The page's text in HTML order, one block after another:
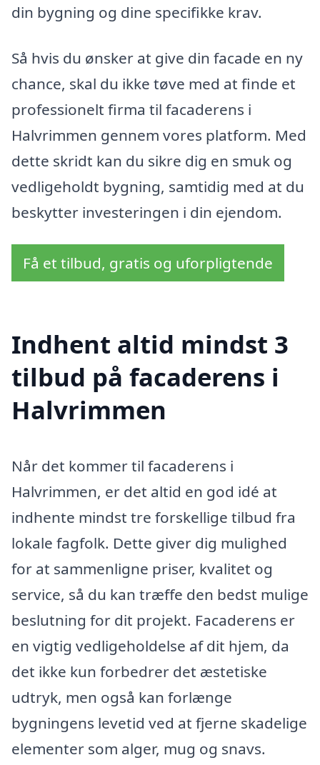
din bygning og dine specifikke krav.
Så hvis du ønsker at give din facade en ny
chance, skal du ikke tøve med at finde et
professionelt firma til facaderens i
Halvrimmen gennem vores platform. Med
dette skridt kan du sikre dig en smuk og
vedligeholdt bygning, samtidig med at du
beskytter investeringen i din ejendom.
Få et tilbud, gratis og uforpligtende
Indhent altid mindst 3
tilbud på facaderens i
Halvrimmen
Når det kommer til facaderens i
Halvrimmen, er det altid en god idé at
indhente mindst tre forskellige tilbud fra
lokale fagfolk. Dette giver dig mulighed
for at sammenligne priser, kvalitet og
service, så du kan træffe den bedst mulige
beslutning for dit projekt. Facaderens er
en vigtig vedligeholdelse af dit hjem, da
det ikke kun forbedrer det æstetiske
udtryk, men også kan forlænge
bygningens levetid ved at fjerne skadelige
elementer som alger, mug og snavs.